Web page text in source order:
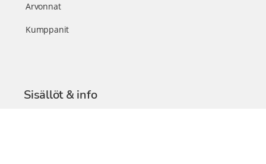
Arvonnat
Kumppanit
Sisällöt & info